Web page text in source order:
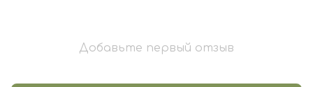
Добавьте первый отзыв